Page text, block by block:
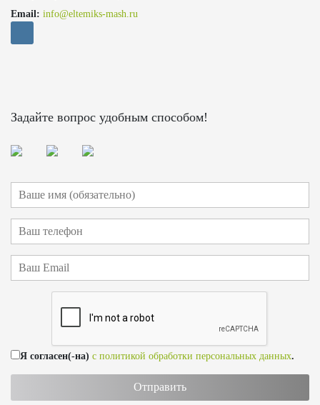
Email: info@eltemiks-mash.ru
Задайте вопрос удобным способом!
Я согласен(-на) с политикой обработки персональных данных.